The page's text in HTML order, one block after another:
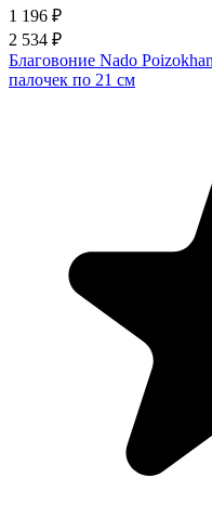
1 196 ₽
2 534 ₽
Благовоние Nado
палочек по 21 см